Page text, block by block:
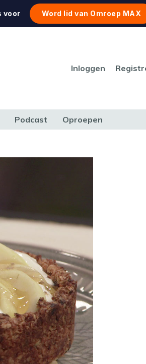
voor Word lid van Omroep MAX
Inloggen
Podcast Oproepen